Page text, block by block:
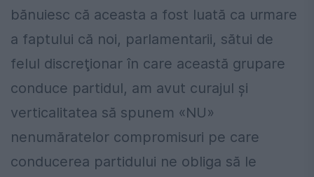
bănuiesc că aceasta a fost luată ca urmare
a faptului că noi, parlamentarii, sătui de
felul discreţionar în care această grupare
conduce partidul, am avut curajul şi
verticalitatea să spunem «NU»
nenumăratelor compromisuri pe care
conducerea partidului ne obliga să le